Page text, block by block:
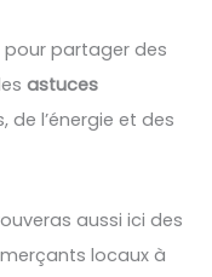
pour partager des
astuces
l’énergie et des
aussi ici des
locaux à